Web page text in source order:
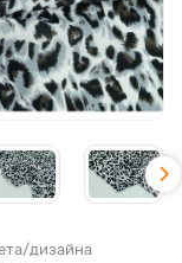
дизайна